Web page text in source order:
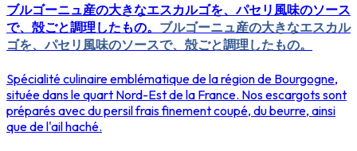
ブルゴーニュ産の大きなエスカルゴを、パセリ風味のソース
で、殻ごと調理したもの。 ブルゴーニュ産の大きなエスカル
ゴを、パセリ風味のソースで、殻ごと調理したもの。
Spécialité culinaire emblématique de la région de Bourgogne,
située dans le quart Nord-Est de la France. Nos escargots sont
préparés avec du persil frais finement coupé, du beurre, ainsi
que de l'ail haché.